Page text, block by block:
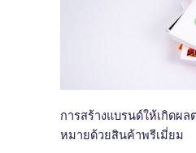
การสร้างแบรนด์ให้เกิดผล
หมายด้วยสินค้าพรีเมี่ยม